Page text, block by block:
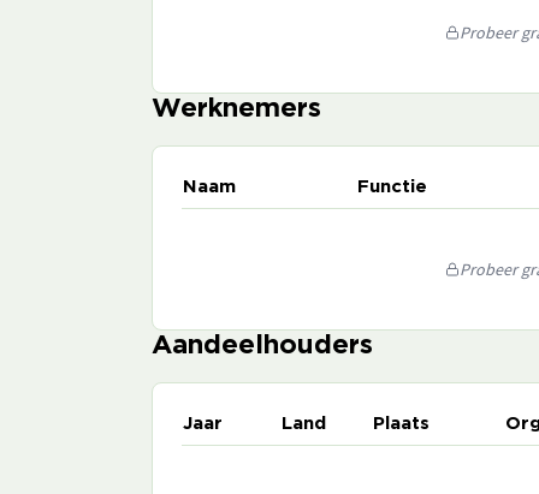
Probeer
Werknemers
Naam Functie
Probeer
Aandeelhouders
Jaar Land Plaats